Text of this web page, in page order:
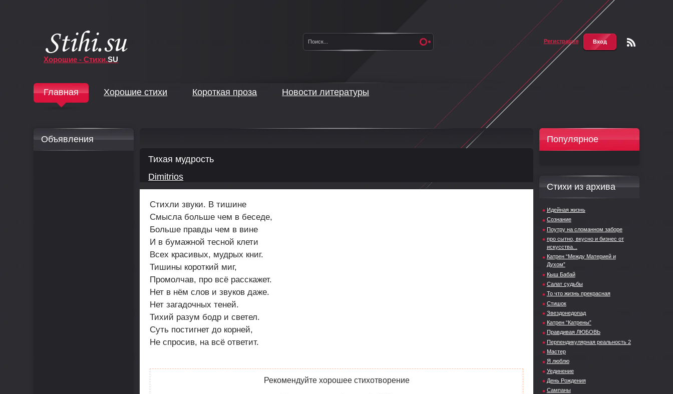
Хорошие - Стихи.SU
Регистрация Вход
Главная Хорошие стихи Короткая проза Новости литературы
Тихая мудрость
Dimitrios
Стихли звуки. В тишине
Смысла больше чем в беседе,
Больше правды чем в вине
И в бумажной тесной клети
Всех красивых, мудрых книг.
Тишины короткий миг,
Промолчав, про всё расскажет.
Нет в нём слов и звуков даже.
Нет загадочных теней.
Тихий разум бодр и светел.
Суть постигнет до корней,
Не спросив, на всё ответит.
Рекомендуйте хорошее стихотворение
Популярное
Стихи из архива
Идейная жизнь
Сознание
Поутру на сломанном заборе
про сытно, вкусно и бизнес от
искусства...
Катрен “Между Материей и
Духом”
Кыш Бабай
Салат судьбы
То что жизнь прекрасная
Стишок
Звездонедопад
Катрен “Катрены”
Правдивая ЛЮБОВЬ
Перпендикулярная реальность 2
Мастер
Я люблю
Уединение
День Рождения
Сампаны
Объявления